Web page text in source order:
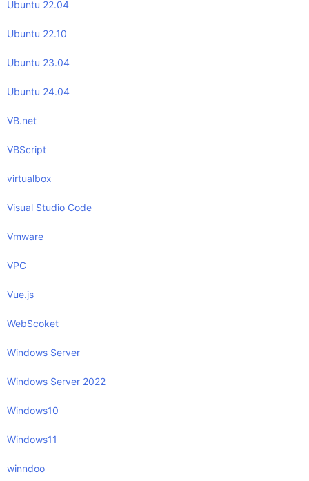
Ubuntu 22.04
Ubuntu 22.10
Ubuntu 23.04
Ubuntu 24.04
VB.net
VBScript
virtualbox
Visual Studio Code
Vmware
VPC
Vue.js
WebScoket
Windows Server
Windows Server 2022
Windows10
Windows11
winndoo